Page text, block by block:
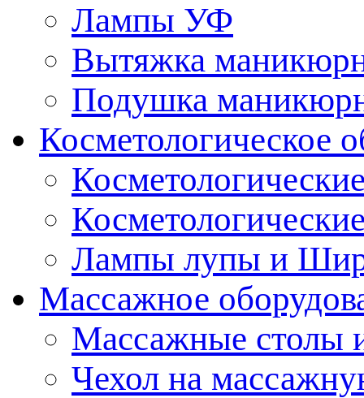
Лампы УФ
Вытяжка
Подушка
Косметологическое
Лампы лупы и
Массажное
Массажные столы
Чехол на